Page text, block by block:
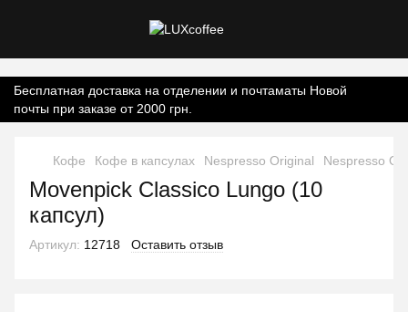
Бесплатная доставка на отделении и почтаматы Новой
почты при заказе от 2000 грн.
Кофе Кофе в капсулах Nespresso Original Nespresso
Movenpick Classico Lungo (10
капсул)
Артикул: 12718 Оставить отзыв